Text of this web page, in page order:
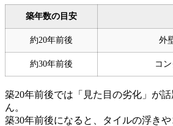
築年数の目安
約20年前後 外
約30年前後 コ
築20年前後では「見た目の劣化」が
ん。
築30年前後になると、タイルの浮き